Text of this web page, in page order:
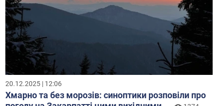
20.12.2025 | 12:06
Хмарно та без морозів: синоптики розповіли про